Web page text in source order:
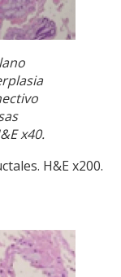
x40.
H&E x200.